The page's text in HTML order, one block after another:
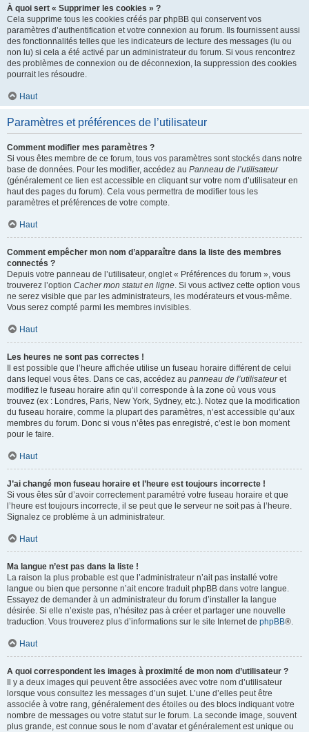
À quoi sert « Supprimer les cookies » ?
Cela supprime tous les cookies créés par phpBB qui conservent vos
paramètres d’authentification et votre connexion au forum. Ils fournissent aussi
des fonctionnalités telles que les indicateurs de lecture des messages (lu ou
non lu) si cela a été activé par un administrateur du forum. Si vous rencontrez
des problèmes de connexion ou de déconnexion, la suppression des cookies
pourrait les résoudre.
Haut
Paramètres et préférences de l’utilisateur
Comment modifier mes paramètres ?
Si vous êtes membre de ce forum, tous vos paramètres sont stockés dans notre
base de données. Pour les modifier, accédez au Panneau de l’utilisateur
(généralement ce lien est accessible en cliquant sur votre nom d’utilisateur en
haut des pages du forum). Cela vous permettra de modifier tous les
paramètres et préférences de votre compte.
Haut
Comment empêcher mon nom d’apparaître dans la liste des membres
connectés ?
Depuis votre panneau de l’utilisateur, onglet « Préférences du forum », vous
trouverez l’option Cacher mon statut en ligne. Si vous activez cette option vous
ne serez visible que par les administrateurs, les modérateurs et vous-même.
Vous serez compté parmi les membres invisibles.
Haut
Les heures ne sont pas correctes !
Il est possible que l’heure affichée utilise un fuseau horaire différent de celui
dans lequel vous êtes. Dans ce cas, accédez au panneau de l’utilisateuret
modifiez le fuseau horaire afin qu’il corresponde à la zone où vous vous
trouvez (ex : Londres, Paris, New York, Sydney, etc.). Notez que la modification
du fuseau horaire, comme la plupart des paramètres, n’est accessible qu’aux
membres du forum. Donc si vous n’êtes pas enregistré, c’est le bon moment
pour le faire.
Haut
J’ai changé mon fuseau horaire et l’heure est toujours incorrecte !
Si vous êtes sûr d’avoir correctement paramétré votre fuseau horaire et que
l’heure est toujours incorrecte, il se peut que le serveur ne soit pas à l’heure.
Signalez ce problème à un administrateur.
Haut
Ma langue n’est pas dans la liste !
La raison la plus probable est que l’administrateur n’ait pas installé votre
langue ou bien que personne n’ait encore traduit phpBB dans votre langue.
Essayez de demander à un administrateur du forum d’installer la langue
désirée. Si elle n’existe pas, n’hésitez pas à créer et partager une nouvelle
traduction. Vous trouverez plus d’informations sur le site Internet de phpBB®.
Haut
A quoi correspondent les images à proximité de mon nom d’utilisateur ?
Il y a deux images qui peuvent être associées avec votre nom d’utilisateur
lorsque vous consultez les messages d’un sujet. L’une d’elles peut être
associée à votre rang, généralement des étoiles ou des blocs indiquant votre
nombre de messages ou votre statut sur le forum. La seconde image, souvent
plus grande, est connue sous le nom d’avatar et généralement est unique ou